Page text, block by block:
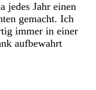
jedes Jahr einen
gemacht. Ich
immer in einer
aufbewahrt